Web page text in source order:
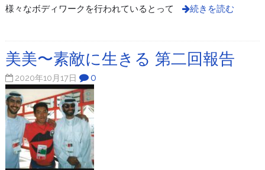
様々なボディワークを行われているとって
続きを読む
美美〜素敵に生きる 第二回報告
2020年10月17日 0